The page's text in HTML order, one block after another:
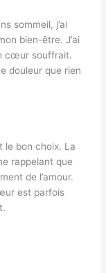
sommeil, j’ai
bien-être. J’ai
cœur souffrait.
douleur que rien
le bon choix. La
rappelant que
de l’amour.
est parfois